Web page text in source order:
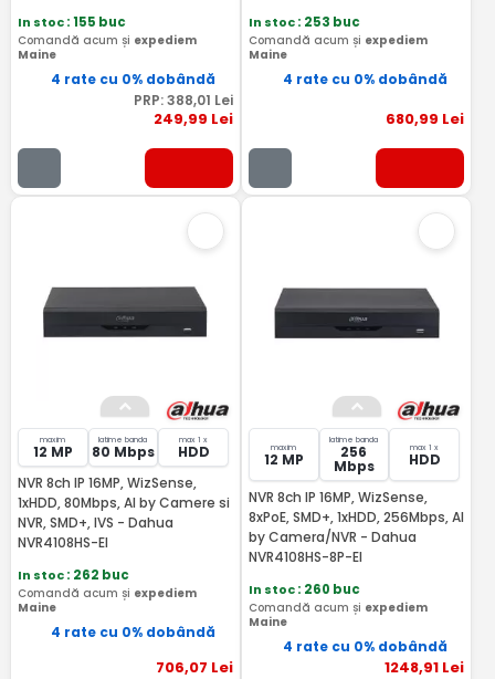
In stoc: 155 buc
Comandă acum și expediem
Maine
4 rate cu 0% dobândă
PRP:388,01 Lei
249,99 Lei
In stoc: 253 buc
Comandă acum și expediem
Maine
4 rate cu 0% dobândă
680,99 Lei
maxim
12 MP
latime banda
80 Mbps
max 1 x
HDD
NVR 8ch IP 16MP, WizSense,
1xHDD, 80Mbps, AI by Camere si
NVR, SMD+, IVS - Dahua
NVR4108HS-EI
In stoc: 262 buc
Comandă acum și expediem
Maine
4 rate cu 0% dobândă
706,07 Lei
maxim
12 MP
latime banda
256
Mbps
max 1 x
HDD
NVR 8ch IP 16MP, WizSense,
8xPoE, SMD+, 1xHDD, 256Mbps, AI
by Camera/NVR - Dahua
NVR4108HS-8P-EI
In stoc: 260 buc
Comandă acum și expediem
Maine
4 rate cu 0% dobândă
1248,91 Lei